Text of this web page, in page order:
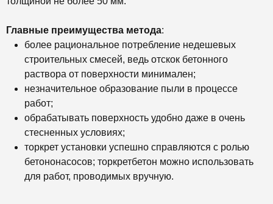
Главные преимущества метода:
более рациональное потребление недешевых
строительных смесей, ведь отскок бетонного
раствора от поверхности минимален;
незначительное образование пыли в процессе
работ;
обрабатывать поверхность удобно даже в очень
стесненных условиях;
торкрет установки успешно справляются с ролью
бетононасосов; торкретбетон можно использовать
для работ, проводимых вручную.